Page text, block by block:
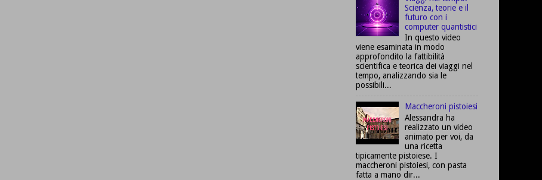
Scienza, teorie e il
futuro con i
computer quantistici
In questo video
viene esaminata in modo
approfondito la fattibilità
scientifica e teorica dei viaggi nel
tempo, analizzando sia le
possibili...
Maccheroni pistoiesi
Alessandra ha
realizzato un video
animato per voi, da
una ricetta
tipicamente pistoiese. I
maccheroni pistoiesi, con pasta
fatta a mano dir...